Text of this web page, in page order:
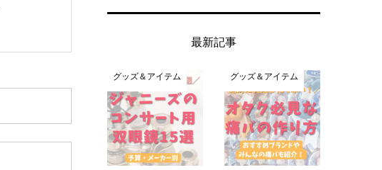
最新記事
グッズ＆アイテム グッズ＆アイテム